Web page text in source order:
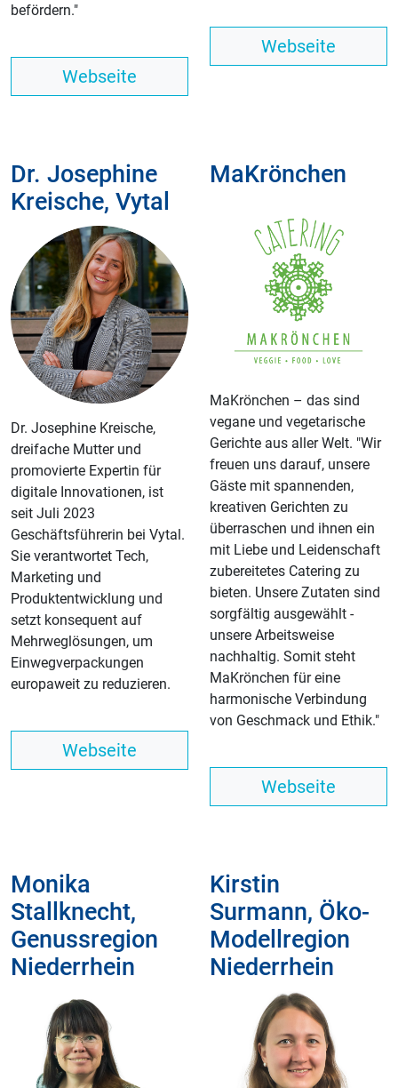
befördern."
Webseite
Webseite
Dr. Josephine
Kreische, Vytal
Dr. Josephine Kreische,
dreifache Mutter und
promovierte Expertin für
digitale Innovationen, ist
seit Juli 2023
Geschäftsführerin bei Vytal.
Sie verantwortet Tech,
Marketing und
Produktentwicklung und
setzt konsequent auf
Mehrweglösungen, um
Einwegverpackungen
europaweit zu reduzieren.
Webseite
MaKrönchen
MaKrönchen – das sind
vegane und vegetarische
Gerichte aus aller Welt. "​Wir
freuen uns darauf, unsere
Gäste mit spannenden,
kreativen Gerichten zu
überraschen und ihnen ein
mit Liebe und Leidenschaft
zubereitetes Catering zu
bieten. ​Unsere Zutaten sind
sorgfältig ausgewählt -
unsere Arbeitsweise
nachhaltig. Somit steht
MaKrönchen für eine
harmonische Verbindung
von Geschmack und Ethik."
Webseite
Monika
Stallknecht,
Genussregion
Niederrhein
Kirstin
Surmann, Öko-
Modellregion
Niederrhein